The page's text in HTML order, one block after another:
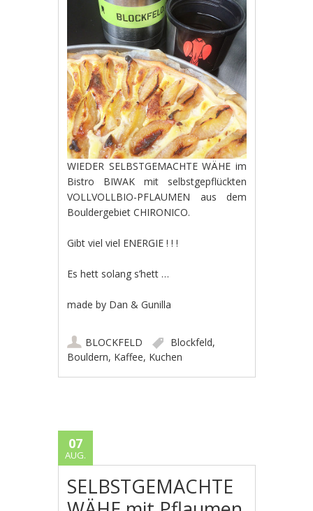
WIEDER SELBSTGEMACHTE WÄHE im
Bistro BIWAK mit selbstgepflückten
VOLLVOLLBIO-PFLAUMEN aus dem
Bouldergebiet CHIRONICO.
Gibt viel viel ENERGIE ! ! !
Es hett solang s’hett …
made by Dan & Gunilla
BLOCKFELD Blockfeld,
Bouldern, Kaffee, Kuchen
07
AUG.
SELBSTGEMACHTE